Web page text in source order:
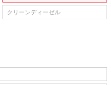
クリーンディーゼル